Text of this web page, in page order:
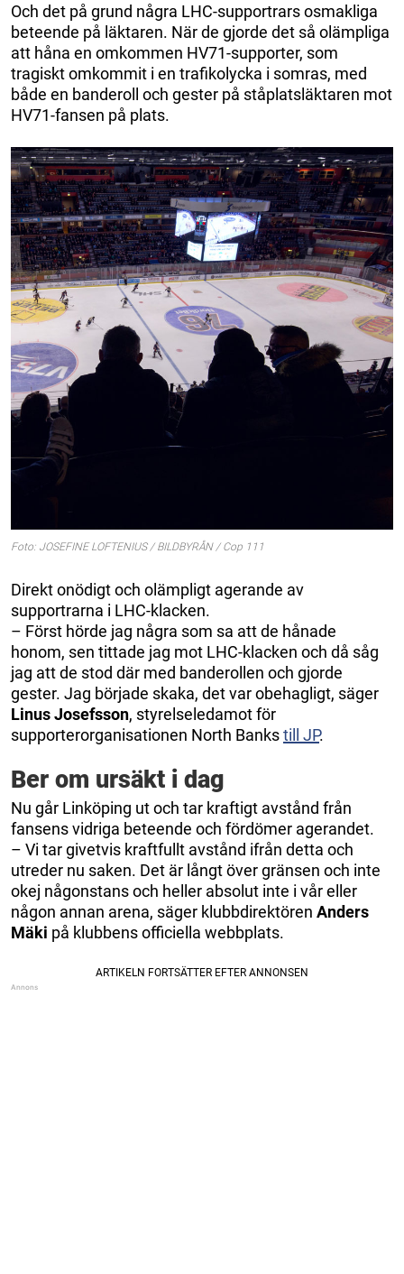
Och det på grund några LHC-supportrars osmakliga
beteende på läktaren. När de gjorde det så olämpliga
att håna en omkommen HV71-supporter, som
tragiskt omkommit i en trafikolycka i somras, med
både en banderoll och gester på ståplatsläktaren mot
HV71-fansen på plats.
Foto: JOSEFINE LOFTENIUS / BILDBYRÅN / Cop 111
Direkt onödigt och olämpligt agerande av
supportrarna i LHC-klacken.
– Först hörde jag några som sa att de hånade
honom, sen tittade jag mot LHC-klacken och då såg
jag att de stod där med banderollen och gjorde
gester. Jag började skaka, det var obehagligt, säger
Linus Josefsson, styrelseledamot för
supporterorganisationen North Bankstill JP.
Ber om ursäkt i dag
Nu går Linköping ut och tar kraftigt avstånd från
fansens vidriga beteende och fördömer agerandet.
– Vi tar givetvis kraftfullt avstånd ifrån detta och
utreder nu saken. Det är långt över gränsen och inte
okej någonstans och heller absolut inte i vår eller
någon annan arena, säger klubbdirektören Anders
Mäki på klubbens officiella webbplats.